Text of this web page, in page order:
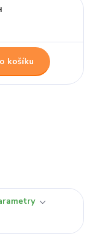
košíku